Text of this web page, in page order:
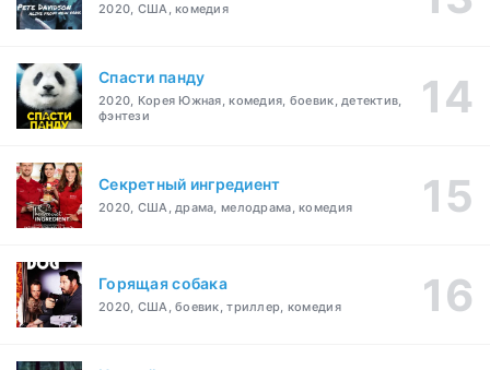
2020, США, комедия
Спасти панду
2020, Корея Южная, комедия, боевик, детектив,
фэнтези
Секретный ингредиент
2020, США, драма, мелодрама, комедия
Горящая собака
2020, США, боевик, триллер, комедия